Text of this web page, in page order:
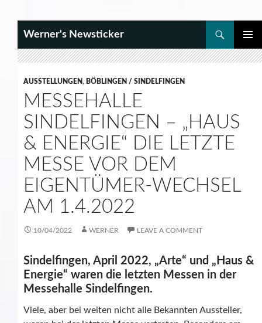
Werner's Newsticker
MENU
TO
AUSSTELLUNGEN, BÖBLINGEN / SINDELFINGEN
MESSEHALLE
SINDELFINGEN – „HAUS
& ENERGIE“ DIE LETZTE
MESSE VOR DEM
EIGENTÜMER-WECHSEL
AM 1.4.2022
10/04/2022 WERNER LEAVE A COMMENT
Sindelfingen, April 2022, „Arte“ und „Haus &
Energie“ waren die letzten Messen in der
Messehalle Sindelfingen.
Viele, aber bei weiten nicht alle Bekannten Aussteller,